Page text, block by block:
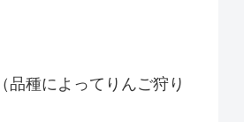
種によってりんご狩り